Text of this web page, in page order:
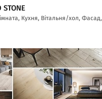
STONE
Кухня, Вітальня/хол, Фасад,